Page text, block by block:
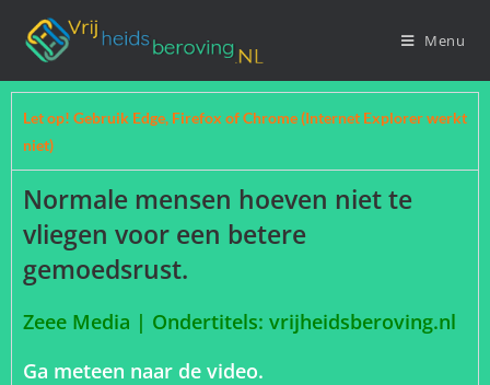
Menu
Let op! Gebruik Edge, Firefox of Chrome (Internet Explorer werkt
niet)
Normale mensen hoeven niet te
vliegen voor een betere
gemoedsrust.
Zeee Media | Ondertitels: vrijheidsberoving.nl
Ga meteen naar de video.